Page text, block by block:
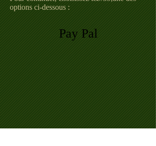
Pay Pal
options ci-dessous :